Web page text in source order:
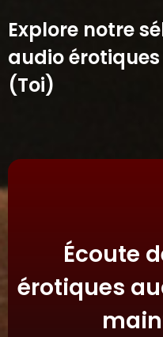
Explore notre
audio érotiques
(Toi)
Écoute
érotiques